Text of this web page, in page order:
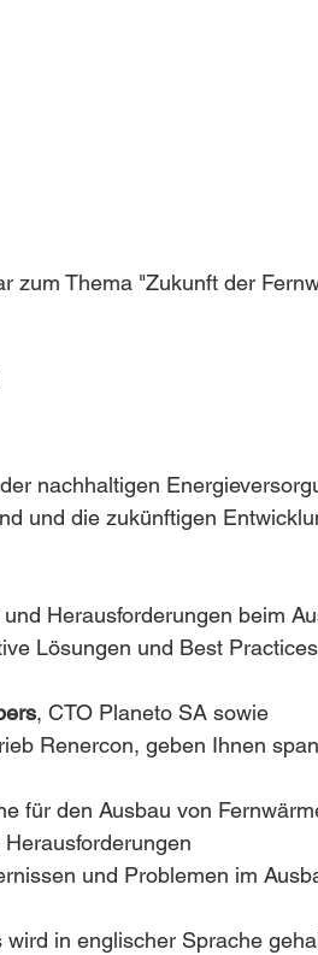
zum Thema "Zukunft der
nachhaltigen
und die zukünftigen
Herausforderungen beim
Lösungen und Best
, CTO Planeto SA sowie
Renercon, geben Ihnen
für den Ausbau von
und Problemen im
in englischer Sprache